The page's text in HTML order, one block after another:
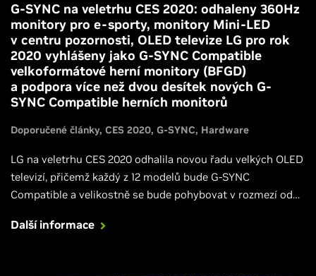
G-SYNC na veletrhu CES 2020: odhaleny 360Hz
monitory pro e-sporty, monitory Mini-LED
v centru pozornosti, OLED televize LG pro rok
2020 vyhlášeny jako G-SYNC Compatible
velkoformátové herní monitory (BFGD)
a podpora více než dvou desítek nových G-
SYNC Compatible herních monitorů
Doporučené články CES 2020 G-SYNC Hardware
LG na veletrhu CES 2020 odhalila novou řadu velkých OLED
televizí, přičemž každý z 12 modelů bude G-SYNC
Compatible a velikostně se bude pohybovat v rozmezí od
Další informace